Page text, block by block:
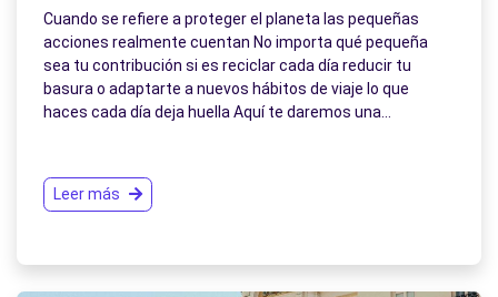
Cuando se refiere a proteger el planeta las pequeñas
acciones realmente cuentan No importa qué pequeña
sea tu contribución si es reciclar cada día reducir tu
basura o adaptarte a nuevos hábitos de viaje lo que
haces cada día deja huella Aquí te daremos una…
Leer más